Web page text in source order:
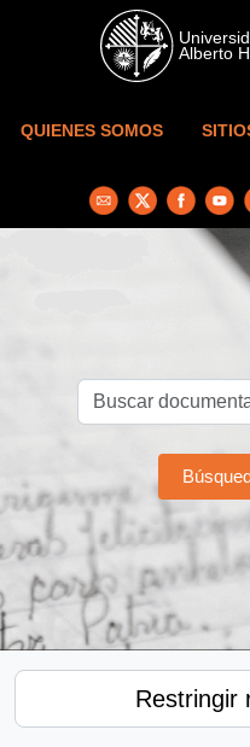
Skip to main content
QUIENES SOMOS
Restringir